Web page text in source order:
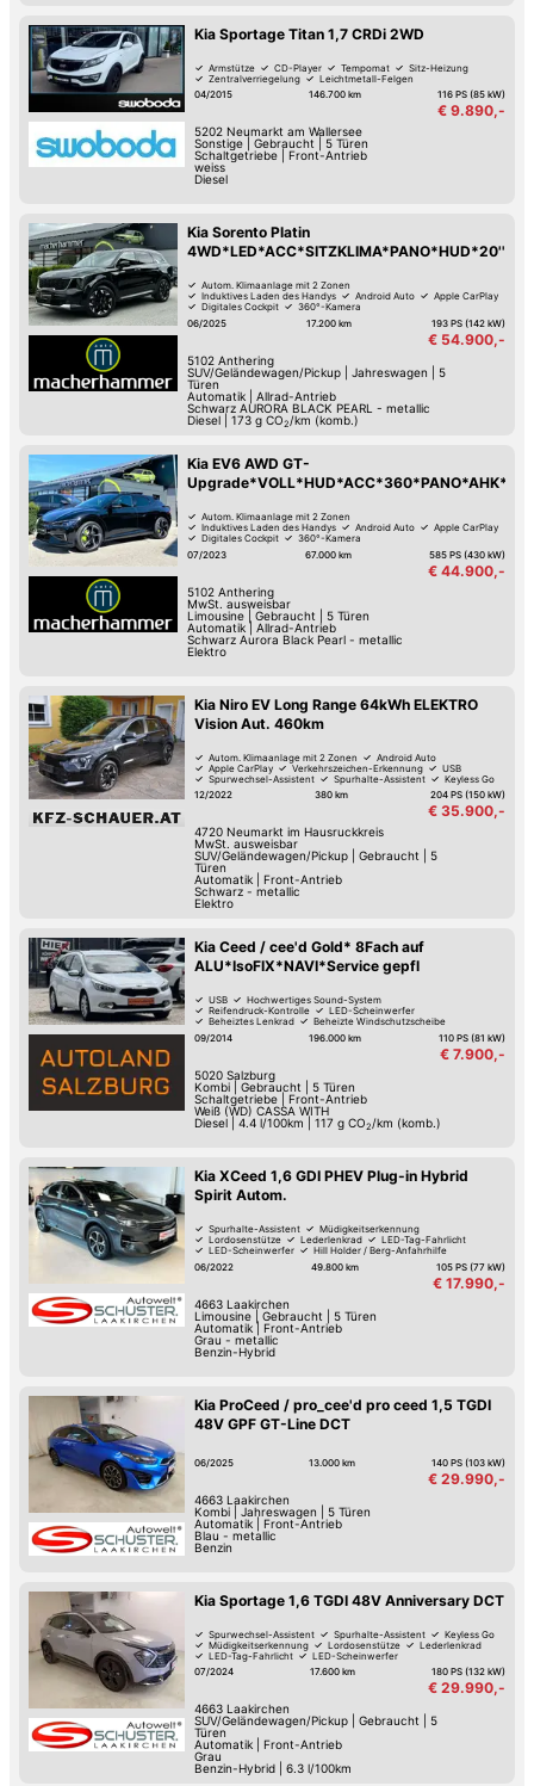
Kia Sportage Titan 1,7 CRDi 2WD
Armstütze CD-Player Tempomat
Sitz-Heizung
Zentralverriegelung
Leichtmetall-Felgen
04/2015
146.700 km 116 PS (85 kW)
€ 9.890,-
5202 Neumarkt am Wallersee
Sonstige| Gebraucht
5 Türen
Schaltgetriebe| Front-Antrieb
weiss
Diesel
Kia Sorento Platin
4WD*LED*ACC*SITZKLIMA*PANO*HUD*20''
Autom. Klimaanlage mit 2 Zonen
Induktives Laden des Handys
Android Auto
Apple CarPlay
Digitales Cockpit
360°-Kamera
Verkehrszeichen-Erkennung
06/2025 17.200 km 193 PS (142 kW)
€ 54.900,-
5102 Anthering
SUV/Geländewagen/Pickup |Jahreswagen
5
Türen
Automatik |Allrad-Antrieb
Schwarz AURORA BLACK PEARL - metallic
Diesel
|173 g CO2/km (komb.)
Kia EV6 AWD GT-
Upgrade*VOLL*HUD*ACC*360*PANO*AHK*
Autom. Klimaanlage mit 2 Zonen
Induktives Laden des Handys
Android Auto
Apple CarPlay
Digitales Cockpit
360°-Kamera
Verkehrszeichen-Erkennung
07/2023 67.000 km 585 PS (430 kW)
€ 44.900,-
5102 Anthering
MwSt. ausweisbar
Limousine |Gebraucht
5 Türen
Automatik |Allrad-Antrieb
Schwarz Aurora Black Pearl - metallic
Elektro
Kia Niro EV Long Range 64kWh ELEKTRO
Vision Aut. 460km
Autom. Klimaanlage mit 2 Zonen
Android Auto
Apple CarPlay
Verkehrszeichen-Erkennung
USB
Spurwechsel-Assistent
Spurhalte-Assistent
Keyless Go
12/2022
380 km 204 PS (150 kW)
€ 35.900,-
4720 Neumarkt im Hausruckkreis
MwSt. ausweisbar
SUV/Geländewagen/Pickup| Gebraucht
5
Türen
Automatik| Front-Antrieb
Schwarz - metallic
Elektro
Kia Ceed / cee'd Gold* 8Fach auf
ALU*IsoFIX*NAVI*Service gepfl
USB
Hochwertiges Sound-System
Reifendruck-Kontrolle
LED-Scheinwerfer
Beheiztes Lenkrad
Beheizte Windschutzscheibe
Park-Kamera
Park-Assistent hinten
09/2014 196.000 km 110 PS (81 kW)
€ 7.900,-
5020 Salzburg
Kombi| Gebraucht
5 Türen
Schaltgetriebe| Front-Antrieb
Weiß (WD) CASSA WITH
Diesel
4.4 l/100km 117 g CO2 /km (komb.)
Kia XCeed 1,6 GDI PHEV Plug-in Hybrid
Spirit Autom.
Spurhalte-Assistent
Müdigkeitserkennung
Lordosenstütze
Lederlenkrad
LED-Tag-Fahrlicht
LED-Scheinwerfer
Hill Holder / Berg-Anfahrhilfe
Beheiztes Lenkrad
06/2022 49.800 km 105 PS (77 kW)
€ 17.990,-
4663 Laakirchen
Limousine| Gebraucht
5 Türen
Automatik| Front-Antrieb
Grau - metallic
Benzin-Hybrid
Kia ProCeed / pro_cee'd pro ceed 1,5 TGDI
48V GPF GT-Line DCT
06/2025 13.000 km 140 PS (103 kW)
€ 29.990,-
4663 Laakirchen
Kombi| Jahreswagen
5 Türen
Automatik| Front-Antrieb
Blau - metallic
Benzin
Kia Sportage 1,6 TGDI 48V Anniversary DCT
Spurwechsel-Assistent Spurhalte-Assistent
Keyless Go
Müdigkeitserkennung
Lordosenstütze
Lederlenkrad
LED-Tag-Fahrlicht
LED-Scheinwerfer
07/2024
17.600 km 180 PS (132 kW)
€ 29.990,-
4663 Laakirchen
SUV/Geländewagen/Pickup| Gebraucht
5
Türen
Automatik| Front-Antrieb
Grau
Benzin-Hybrid
6.3 l/100km